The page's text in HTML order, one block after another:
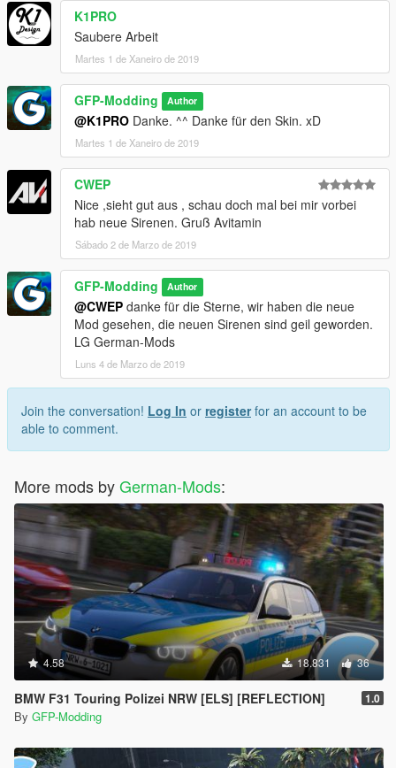
V/ELS/pack_default
2: copy and paste following data:
-POLICE.XML
-> INSTALLATION ELS.INI- DATA
__________________________
1: Copy and paste the ELS.ini- Data here: Grand Theft Auto V
2: Copy and paste following data:
-ELS.ini [Replace]
-> INSTALLATION handling.meta
_____________________________
1: Copy and paste the handling.meta here:
OpenIV/mods\update\update.rpf\common\data
Meet us in the Discord:
https://discord.gg/Jy6PAR8
permission. Editing textures is only allowed for self-interest.
Convert that to other games is NOT ALLOWED !!!
K1PRO
Saubere Arbeit
Martes 1 de Xaneiro de 2019
GFP-Modding Author
@K1PRO Danke. ^^ Danke für den Skin. xD
Martes 1 de Xaneiro de 2019
CWEP
Nice ,sieht gut aus , schau doch mal bei mir vorbei
hab neue Sirenen. Gruß Avitamin
Sábado 2 de Marzo de 2019
GFP-Modding Author
@CWEP danke für die Sterne, wir haben die neue
Mod gesehen, die neuen Sirenen sind geil geworden.
LG German-Mods
Luns 4 de Marzo de 2019
Join the conversation! Log In or registerfor an account to be
able to comment.
More mods byGerman-Mods:
4.58 18.831 36
BMW F31 Touring Polizei NRW [ELS] [REFLECTION] 1.0
By GFP-Modding